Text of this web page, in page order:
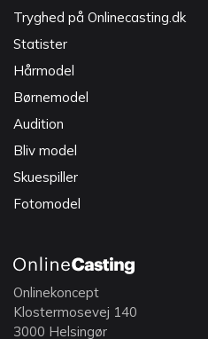
Tryghed på Onlinecasting.dk
Statister
Hårmodel
Børnemodel
Audition
Bliv model
Skuespiller
Fotomodel
Onlinekoncept
Klostermosevej 140
3000 Helsingør